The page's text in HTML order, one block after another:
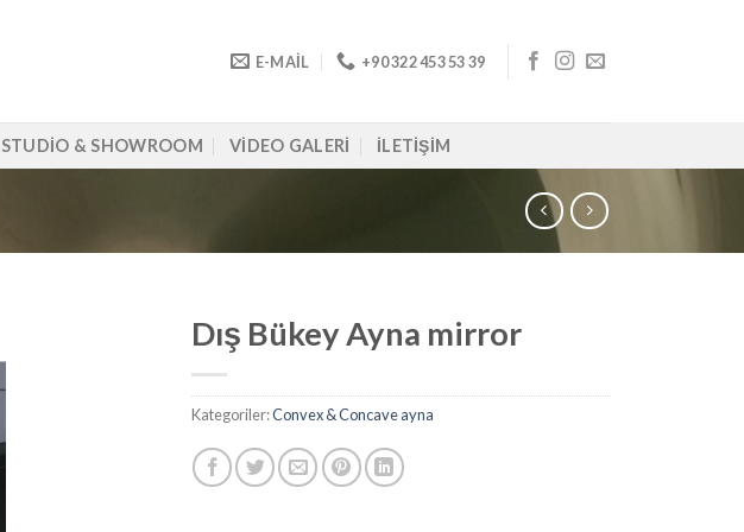
E-MAIL +90 322 453 53 39
STUDIO & SHOWROOM VIDEO GALERI İLETIŞIM
Dış Bükey Ayna mirror
Kategoriler:Convex & Concave ayna